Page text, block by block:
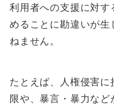
利用者への支援に対
めることに勘違いが
ねません。
たとえば、人権侵害
限や、暴言・暴力な